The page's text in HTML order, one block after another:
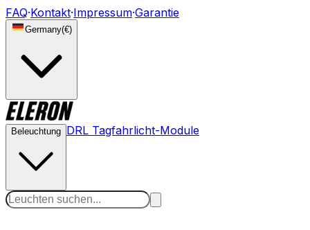
FAQ·Kontakt·Impressum·Garantie
Germany(€)
Beleuchtung DRL Tagfahrlicht-Module